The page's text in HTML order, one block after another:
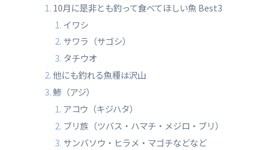
10月に是非とも釣って食べてほしい魚 Best3
イワシ
サワラ（サゴシ）
タチウオ
他にも釣れる魚種は沢山
鯵（アジ）
アコウ（キジハタ）
ブリ族（ツバス・ハマチ・メジロ・ブリ）
サンバソウ・ヒラメ・マゴチなどなど